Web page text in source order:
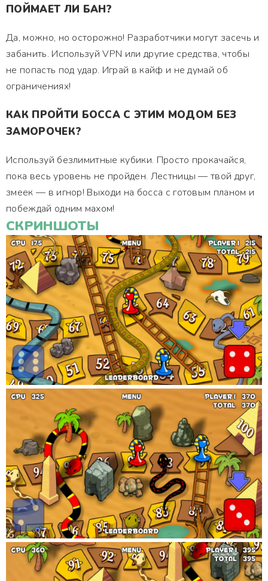
ПОЙМАЕТ ЛИ БАН?
Да, можно, но осторожно! Разработчики могут засечь и
забанить. Используй VPN или другие средства, чтобы
не попасть под удар. Играй в кайф и не думай об
ограничениях!
КАК ПРОЙТИ БОССА С ЭТИМ МОДОМ БЕЗ
ЗАМОРОЧЕК?
Используй безлимитные кубики. Просто прокачайся,
пока весь уровень не пройден. Лестницы — твой друг,
змеек — в игнор! Выходи на босса с готовым планом и
побеждай одним махом!
СКРИНШОТЫ